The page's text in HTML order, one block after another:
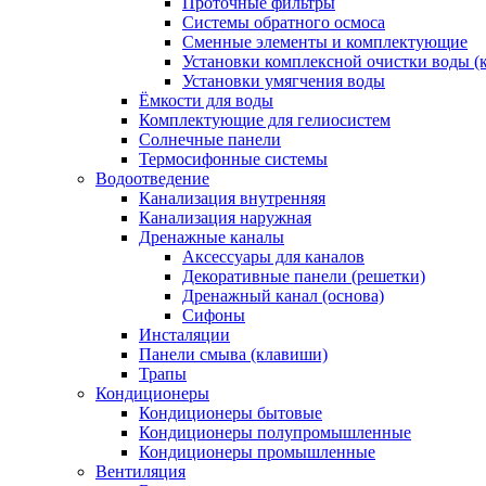
Системы обратного осмоса
Сменные элементы и комплектующие
Установки комплексной очистки воды
Установки умягчения воды
Ёмкости для воды
Комплектующие для гелиосистем
Солнечные панели
Термосифонные системы
Водоотведение
Канализация внутренняя
Канализация наружная
Дренажные каналы
Аксессуары для каналов
Декоративные панели (решетки)
Дренажный канал (основа)
Сифоны
Инсталяции
Панели смыва (клавиши)
Трапы
Кондиционеры
Кондиционеры бытовые
Кондиционеры полупромышленные
Кондиционеры промышленные
Вентиляция